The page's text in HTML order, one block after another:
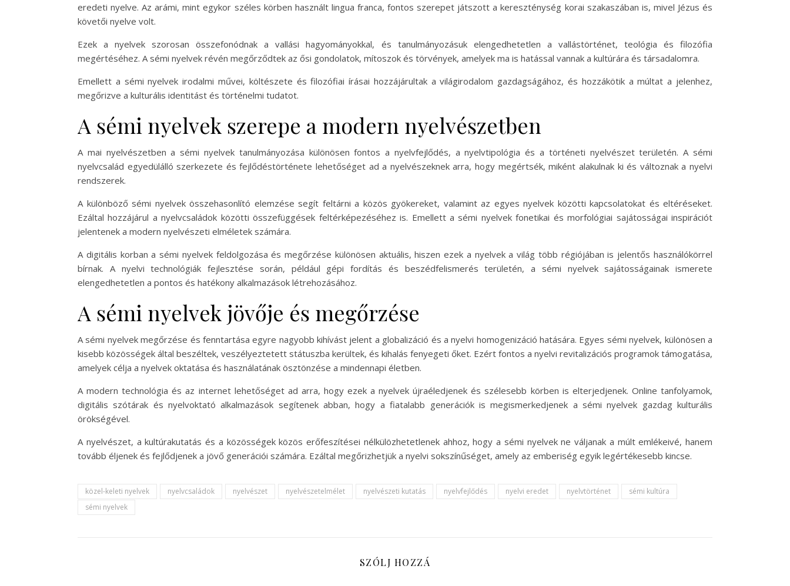
eredeti nyelve. Az arámi, mint egykor széles körben használt lingua franca, fontos szerepet játszott a kereszténység korai szakaszában is, mivel Jézus és
követői nyelve volt.
Ezek a nyelvek szorosan összefonódnak a vallási hagyományokkal, és tanulmányozásuk elengedhetetlen a vallástörténet, teológia és filozófia
megértéséhez. A sémi nyelvek révén megőrződtek az ősi gondolatok, mítoszok és törvények, amelyek ma is hatással vannak a kultúrára és társadalomra.
Emellett a sémi nyelvek irodalmi művei, költészete és filozófiai írásai hozzájárultak a világirodalom gazdagságához, és hozzákötik a múltat a jelenhez,
megőrizve a kulturális identitást és történelmi tudatot.
A sémi nyelvek szerepe a modern nyelvészetben
A mai nyelvészetben a sémi nyelvek tanulmányozása különösen fontos a nyelvfejlődés, a nyelvtipológia és a történeti nyelvészet területén. A sémi
nyelvcsalád egyedülálló szerkezete és fejlődéstörténete lehetőséget ad a nyelvészeknek arra, hogy megértsék, miként alakulnak ki és változnak a nyelvi
rendszerek.
A különböző sémi nyelvek összehasonlító elemzése segít feltárni a közös gyökereket, valamint az egyes nyelvek közötti kapcsolatokat és eltéréseket.
Ezáltal hozzájárul a nyelvcsaládok közötti összefüggések feltérképezéséhez is. Emellett a sémi nyelvek fonetikai és morfológiai sajátosságai inspirációt
jelentenek a modern nyelvészeti elméletek számára.
A digitális korban a sémi nyelvek feldolgozása és megőrzése különösen aktuális, hiszen ezek a nyelvek a világ több régiójában is jelentős használókörrel
bírnak. A nyelvi technológiák fejlesztése során, például gépi fordítás és beszédfelismerés területén, a sémi nyelvek sajátosságainak ismerete
elengedhetetlen a pontos és hatékony alkalmazások létrehozásához.
A sémi nyelvek jövője és megőrzése
A sémi nyelvek megőrzése és fenntartása egyre nagyobb kihívást jelent a globalizáció és a nyelvi homogenizáció hatására. Egyes sémi nyelvek, különösen a
kisebb közösségek által beszéltek, veszélyeztetett státuszba kerültek, és kihalás fenyegeti őket. Ezért fontos a nyelvi revitalizációs programok támogatása,
amelyek célja a nyelvek oktatása és használatának ösztönzése a mindennapi életben.
A modern technológia és az internet lehetőséget ad arra, hogy ezek a nyelvek újraéledjenek és szélesebb körben is elterjedjenek. Online tanfolyamok,
digitális szótárak és nyelvoktató alkalmazások segítenek abban, hogy a fiatalabb generációk is megismerkedjenek a sémi nyelvek gazdag kulturális
örökségével.
A nyelvészet, a kultúrakutatás és a közösségek közös erőfeszítései nélkülözhetetlenek ahhoz, hogy a sémi nyelvek ne váljanak a múlt emlékeivé, hanem
tovább éljenek és fejlődjenek a jövő generációi számára. Ezáltal megőrizhetjük a nyelvi sokszínűséget, amely az emberiség egyik legértékesebb kincse.
közel-keleti nyelvek nyelvcsaládok nyelvészet nyelvészetelmélet nyelvészeti kutatás nyelvfejlődés nyelvi eredet nyelvtörténet
sémi kultúra
sémi nyelvek
SZÓLJ HOZZÁ